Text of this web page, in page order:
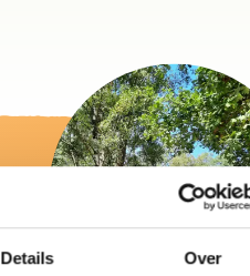
Details Over